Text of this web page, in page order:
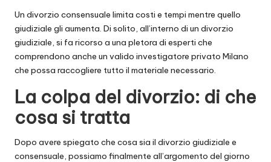
Un divorzio consensuale limita costi e tempi mentre quello
giudiziale gli aumenta. Di solito, all’interno di un divorzio
giudiziale, si fa ricorso a una pletora di esperti che
comprendono anche un valido investigatore privato Milano
che possa raccogliere tutto il materiale necessario.
La colpa del divorzio: di che
cosa si tratta
Dopo avere spiegato che cosa sia il divorzio giudiziale e
consensuale, possiamo finalmente all’argomento del giorno